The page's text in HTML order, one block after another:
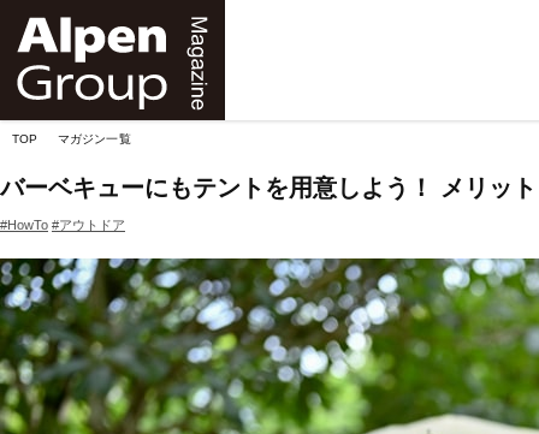
TOP マガジン一覧
バーベキューにもテントを用意しよう！ メリッ
#HowTo #アウトドア